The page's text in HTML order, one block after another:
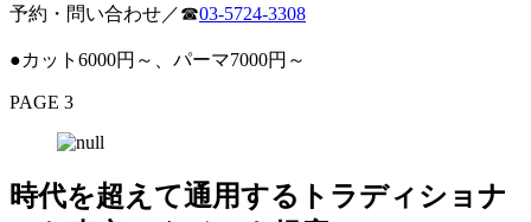
予約・問い合わせ／☎03-5724-3308
●カット6000円～、パーマ7000円～
PAGE 3
時代を超えて通用するトラディショナ